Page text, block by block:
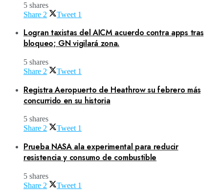
5 shares
Share 2 Tweet 1
Logran taxistas del AICM acuerdo contra apps tras
bloqueo; GN vigilará zona.
5 shares
Share 2 Tweet 1
Registra Aeropuerto de Heathrow su febrero más
concurrido en su historia
5 shares
Share 2 Tweet 1
Prueba NASA ala experimental para reducir
resistencia y consumo de combustible
5 shares
Share 2 Tweet 1